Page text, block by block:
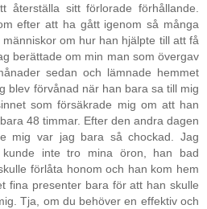
återställa sitt förlorade förhållande.
efter att ha gått igenom så många
om hur han hjälpte till att få
berättade om min man som övergav
sedan och lämnade hemmet
blev förvånad när han bara sa till mig
som försäkrade mig om att han
48 timmar. Efter den andra dagen
mig var jag bara så chockad. Jag
inte tro mina öron, han bad
förlåta honom och han kom hem
fina presenter bara för att han skulle
Tja, om du behöver en effektiv och